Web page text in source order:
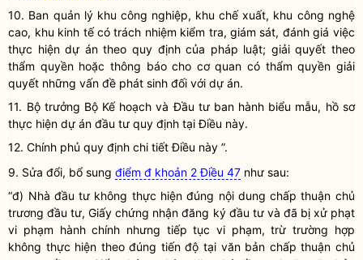
10. Ban quản lý khu công nghiệp, khu chế xuất, khu công nghệ
cao, khu kinh tếcó trách nhiệm kiểm tra, giám sát, đánh giá việc
thực hiện dự án theo quy định của pháp luật; giải quyết theo
thẩm quyềnhoặc thông báo cho cơ quan có thẩmquyền giải
quyết những vấn đề phát sinh đối với dự án.
11. Bộ trưởng Bộ Kế hoạch và Đầu tư ban hành biểu mẫu, hồ sơ
thực hiệndự án đầu tư quy định tại Điều này.
12. Chính phủ quy định chi tiết Điều này ”.
9. Sửa đổi, bổ sungđiểm đ khoản 2 Điều 47 như sau:
“đ) Nhà đầu tư không thực hiện đúng nội dungchấp thuận chủ
trương đầu tư,Giấy chứng nhận đăng ký đầu tưvà đã bị xử phạt
vi phạm hành chính nhưng tiếp tục vi phạm, trừ trường hợp
không thực hiện theo đúng tiến độ tại văn bản chấp thuận chủ